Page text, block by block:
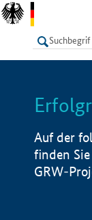
LISTE
Auf der
finden
GRW-